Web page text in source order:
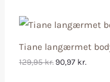
Tiane langærmet
129,95kr. 90,97 kr.